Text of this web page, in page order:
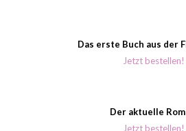
Das erste Buch aus der
Jetzt bestellen!
Der aktuelle
Jetzt bestellen!